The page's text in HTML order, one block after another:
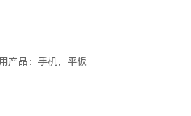
产品： 手机，平板